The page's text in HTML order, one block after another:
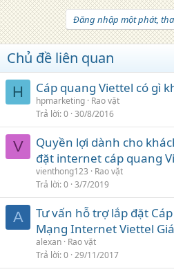
Đăng nhập một phát,
Chủ đề liên quan
H Cáp quang Viettel có gì
hpmarketing Rao vặt
Trả lời 0 30/8/2016
V
Quyền lợi dành cho
đặt internet cáp quang
vienthong123
Rao vặt
Trả lời 0 3/7/2019
A
Tư vấn hỗ trợ lắp đặt
Mạng Internet Viettel
alexan Rao vặt
Trả lời 0 29/11/2017